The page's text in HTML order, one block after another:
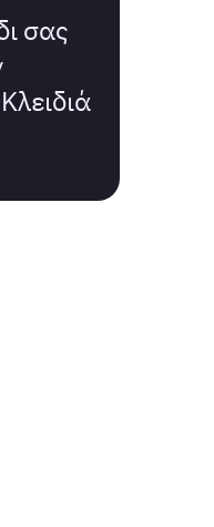
σας